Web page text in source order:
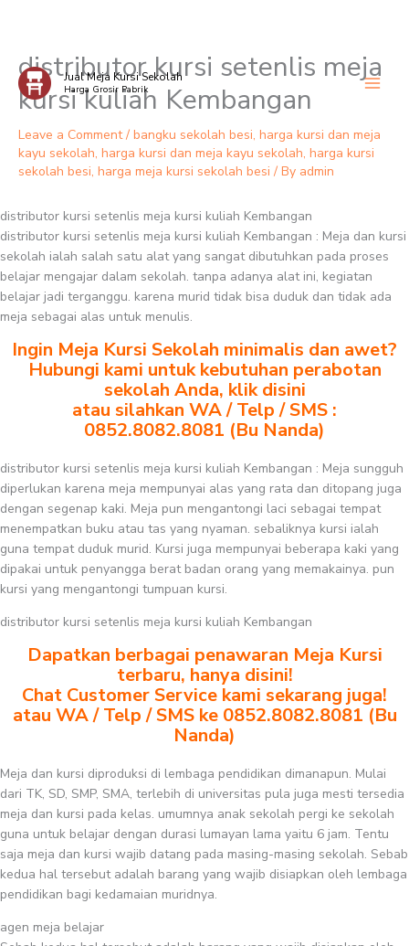
Skip
content
Jual Meja Kursi Sekolah
Harga Grosir Pabrik
distributor kursi setenlis meja
kursi kuliah Kembangan
Leave a Comment / bangku sekolah besi, harga kursi dan meja
kayu sekolah, harga kursi dan meja kayu sekolah, harga kursi
sekolah besi, harga meja kursi sekolah besi / By admin
distributor kursi setenlis meja kursi kuliah Kembangan
distributor kursi setenlis meja kursi kuliah Kembangan : Meja dan kursi
sekolah ialah salah satu alat yang sangat dibutuhkan pada proses
belajar mengajar dalam sekolah. tanpa adanya alat ini, kegiatan
belajar jadi terganggu. karena murid tidak bisa duduk dan tidak ada
meja sebagai alas untuk menulis.
Ingin Meja Kursi Sekolah minimalis dan awet?
Hubungi kami untuk kebutuhan perabotan
sekolah Anda, klik disini
atau silahkan WA / Telp / SMS :
0852.8082.8081 (Bu Nanda)
distributor kursi setenlis meja kursi kuliah Kembangan : Meja sungguh
diperlukan karena meja mempunyai alas yang rata dan ditopang juga
dengan segenap kaki. Meja pun mengantongi laci sebagai tempat
menempatkan buku atau tas yang nyaman. sebaliknya kursi ialah
guna tempat duduk murid. Kursi juga mempunyai beberapa kaki yang
dipakai untuk penyangga berat badan orang yang memakainya. pun
kursi yang mengantongi tumpuan kursi.
distributor kursi setenlis meja kursi kuliah Kembangan
Dapatkan berbagai penawaran Meja Kursi
terbaru, hanya disini!
Chat Customer Service kami sekarang juga!
atau WA / Telp / SMS ke 0852.8082.8081 (Bu
Nanda)
Meja dan kursi diproduksi di lembaga pendidikan dimanapun. Mulai
dari TK, SD, SMP, SMA, terlebih di universitas pula juga mesti tersedia
meja dan kursi pada kelas. umumnya anak sekolah pergi ke sekolah
guna untuk belajar dengan durasi lumayan lama yaitu 6 jam. Tentu
saja meja dan kursi wajib datang pada masing-masing sekolah. Sebab
kedua hal tersebut adalah barang yang wajib disiapkan oleh lembaga
pendidikan bagi kedamaian muridnya.
agen meja belajar